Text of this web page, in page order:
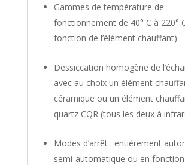
Gammes de température de
fonctionnement de 40° C à 220°
fonction de l’élément chauffant)
Dessiccation homogène de
avec au choix un élément
céramique ou un élément
quartz CQR (tous les deux à
Modes d’arrêt : entièrement
semi-automatique ou en fonction